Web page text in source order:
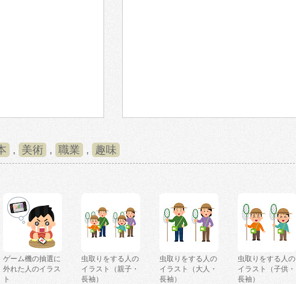
, 美術 , 職業 , 趣味
ゲーム機の抽選に
外れた人のイラス
ト
虫取りをする人の
イラスト（親子・
長袖）
虫取りをする人の
イラスト（大人・
長袖）
虫取りをする人の
イラスト（子供・
長袖）